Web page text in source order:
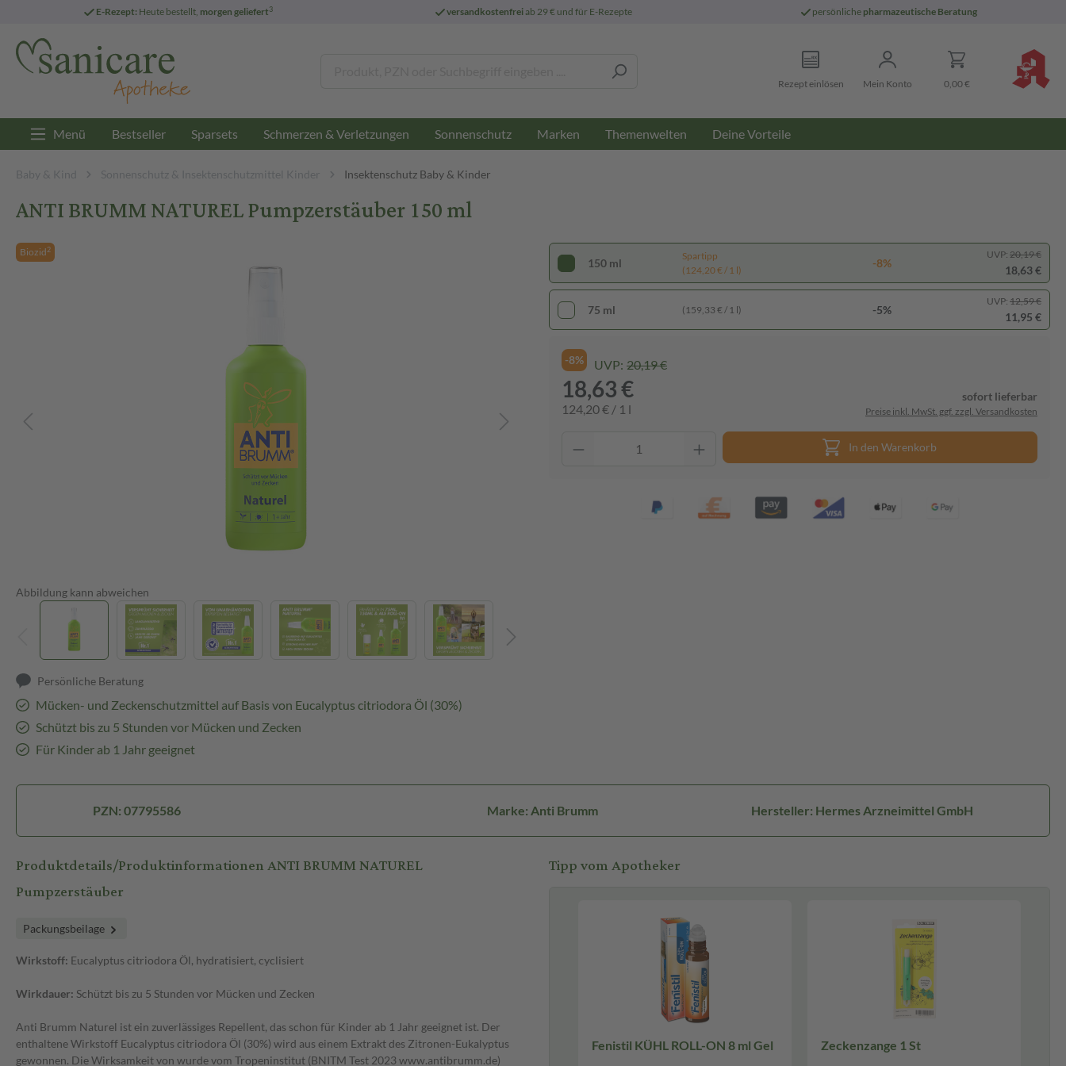
E-Rezept: Heute bestellt, morgen geliefert3 versandkostenfreiab 29 € und für E-Rezepte persönliche pharmazeutische Beratung
Rezept einlösen Mein Konto 0,00 €
Menü Bestseller Sparsets Schmerzen & Verletzungen Sonnenschutz Marken Themenwelten Deine Vorteile
Baby & Kind Sonnenschutz & Insektenschutzmittel Kinder Insektenschutz Baby & Kinder
ANTI BRUMM NATUREL Pumpzerstäuber 150 ml
Biozid2
Abbildung kann abweichen
Persönliche Beratung
Mücken- und Zeckenschutzmittel auf Basis von Eucalyptus citriodora Öl (30%)
Schützt bis zu 5 Stunden vor Mücken und Zecken
Für Kinder ab 1 Jahr geeignet
150 ml
Spartipp
(124,20 € / 1 l)
-8%
UVP: 20,19 €
18,63 €
75 ml (159,33 € / 1 l) -5%
UVP: 12,59 €
11,95 €
-8% UVP: 20,19 €
18,63 €
124,20 € / 1 l
sofort lieferbar
Preise inkl. MwSt. ggf. zzgl. Versandkosten
In den Warenkorb
PZN: 07795586 Marke: Anti Brumm Hersteller: Hermes Arzneimittel GmbH
Produktdetails/Produktinformationen ANTI BRUMM NATUREL
Pumpzerstäuber
Packungsbeilage
Wirkstoff: Eucalyptus citriodora Öl, hydratisiert, cyclisiert
Wirkdauer: Schützt bis zu 5 Stunden vor Mücken und Zecken
Anti Brumm Naturel ist ein zuverlässiges Repellent, das schon für Kinder ab 1 Jahr geeignet ist. Der
enthaltene Wirkstoff Eucalyptus citriodora Öl (30%) wird aus einem Extrakt des Zitronen-Eukalyptus
gewonnen. Die Wirksamkeit von wurde vom Tropeninstitut (BNITM Test 2023 www.antibrumm.de)
Tipp vom Apotheker
Fenistil KÜHL ROLL-ON 8 ml Gel Zeckenzange 1 St